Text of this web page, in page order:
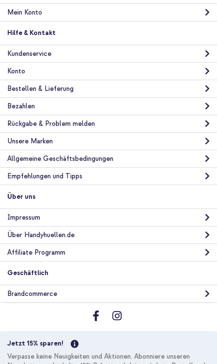
Mein Konto
Hilfe & Kontakt
Kundenservice
Konto
Bestellen & Lieferung
Bezahlen
Rückgabe & Problem melden
Unsere Marken
Allgemeine Geschäftsbedingungen
Empfehlungen und Tipps
Über uns
Impressum
Über Handyhuellen.de
Affiliate Programm
Geschäftlich
Brandcommerce
Jetzt 15% sparen!
Verpasse keine Neuigkeiten und Aktionen. Abonniere unseren